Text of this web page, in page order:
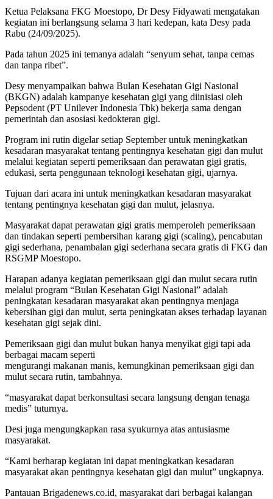
Ketua Pelaksana FKG Moestopo, Dr Desy Fidyawati mengatakan
kegiatan ini berlangsung selama 3 hari kedepan, kata Desy pada
Rabu (24/09/2025).
Pada tahun 2025 ini temanya adalah “senyum sehat, tanpa cemas
dan tanpa ribet”.
Desy menyampaikan bahwa Bulan Kesehatan Gigi Nasional
(BKGN) adalah kampanye kesehatan gigi yang diinisiasi oleh
Pepsodent (PT Unilever Indonesia Tbk) bekerja sama dengan
pemerintah dan asosiasi kedokteran gigi.
Program ini rutin digelar setiap September untuk meningkatkan
kesadaran masyarakat tentang pentingnya kesehatan gigi dan mulut
melalui kegiatan seperti pemeriksaan dan perawatan gigi gratis,
edukasi, serta penggunaan teknologi kesehatan gigi, ujarnya.
Tujuan dari acara ini untuk meningkatkan kesadaran masyarakat
tentang pentingnya kesehatan gigi dan mulut, jelasnya.
Masyarakat dapat perawatan gigi gratis memperoleh pemeriksaan
dan tindakan seperti pembersihan karang gigi (scaling), pencabutan
gigi sederhana, penambalan gigi sederhana secara gratis di FKG dan
RSGMP Moestopo.
Harapan adanya kegiatan pemeriksaan gigi dan mulut secara rutin
melalui program “Bulan Kesehatan Gigi Nasional” adalah
peningkatan kesadaran masyarakat akan pentingnya menjaga
kebersihan gigi dan mulut, serta peningkatan akses terhadap layanan
kesehatan gigi sejak dini.
Pemeriksaan gigi dan mulut bukan hanya menyikat gigi tapi ada
berbagai macam seperti
mengurangi makanan manis, kemungkinan pemeriksaan gigi dan
mulut secara rutin, tambahnya.
“masyarakat dapat berkonsultasi secara langsung dengan tenaga
medis” tuturnya.
Desi juga mengungkapkan rasa syukurnya atas antusiasme
masyarakat.
“Kami berharap kegiatan ini dapat meningkatkan kesadaran
masyarakat akan pentingnya kesehatan gigi dan mulut” ungkapnya.
Pantauan Brigadenews.co.id, masyarakat dari berbagai kalangan